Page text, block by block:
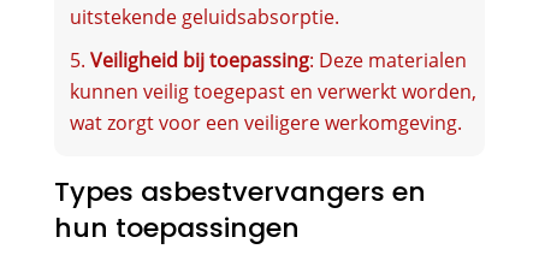
uitstekende geluidsabsorptie.
Veiligheid bij toepassing: Deze materialen
kunnen veilig toegepast en verwerkt worden,
wat zorgt voor een veiligere werkomgeving.
Types asbestvervangers en
hun toepassingen